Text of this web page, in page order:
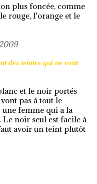
plus foncée, comme
rouge, l'orange et le
pas à tout le
femme qui a la
Le noir seul est facile à
avoir un teint plutôt